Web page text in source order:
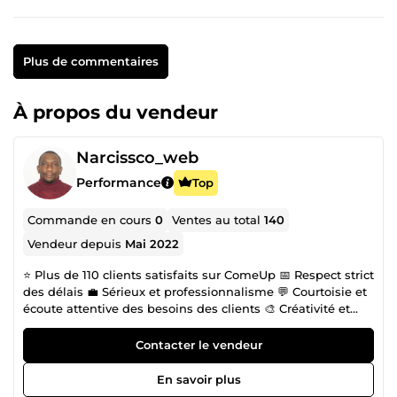
Plus de commentaires
À propos du vendeur
Narcissco_web
Performance Top
Commande en cours0 Ventes au total140
Vendeur depuis Mai 2022
⭐ Plus de 110 clients satisfaits sur ComeUp 📅 Respect strict
des délais 💼 Sérieux et professionnalisme 💬 Courtoisie et
écoute attentive des besoins des clients 🎨 Créativité et
capacité d'adaptation 🤝 Ouverture à des collaborations
durables 💻 Développeur web expérimenté (WordPress,
HTML, CSS, PHP, WooCommerce) 📈 Expert en
référencement naturel SEO et campagnes Google Ads 🛒
Spécialiste création de marketplace WordPress et
Contacter le vendeur
En savoir plus